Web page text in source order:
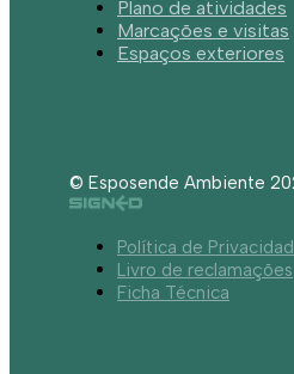
Plano de atividades
Marcações e visitas
Espaços exteriores
© Esposende Ambiente
Política de
Livro de reclamações
Ficha Técnica